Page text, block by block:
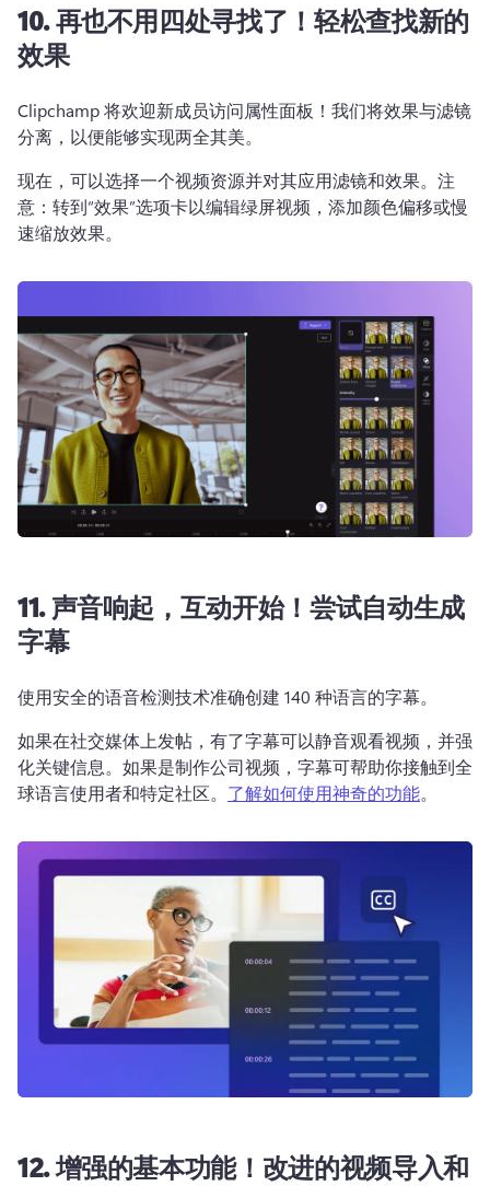
10. 再也不用四处寻找了！轻松查找新的
效果
Clipchamp 将欢迎新成员访问属性面板！我们将效果与滤镜
分离，以便能够实现两全其美。
现在，可以选择一个视频资源并对其应用滤镜和效果。注
意：转到“效果”选项卡以编辑绿屏视频，添加颜色偏移或慢
速缩放效果。
11. 声音响起，互动开始！尝试自动生成
字幕
使用安全的语音检测技术准确创建 140 种语言的字幕。
如果在社交媒体上发帖，有了字幕可以静音观看视频，并强
化关键信息。如果是制作公司视频，字幕可帮助你接触到全
球语言使用者和特定社区。 了解如何使用神奇的功能。
12. 增强的基本功能！改进的视频导入和